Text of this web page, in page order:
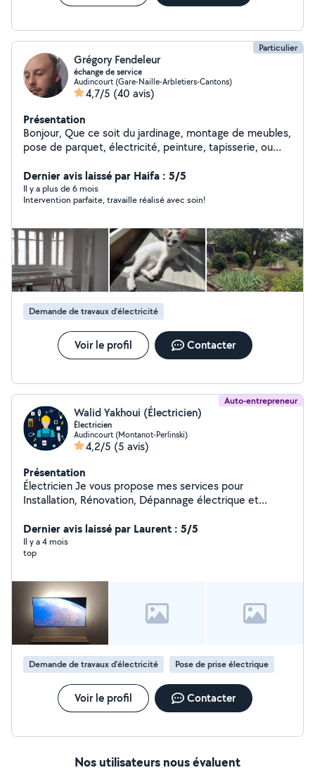
Particulier
Grégory Fendeleur
échange de service
Audincourt (Gare-Naille-Arbletiers-Cantons)
4,7/5 (40 avis)
Présentation
Bonjour, Que ce soit du jardinage, montage de meubles,
pose de parquet, électricité, peinture, tapisserie, ou
en même temps de rénover ma maison niveau placo et
électricité, tout comme peinture et papiers peints !
Dernier avis laissé par Haifa : 5/5
Il y a plus de 6 mois
Intervention parfaite, travaille réalisé avec soin!
Demande de travaux d’électricité
Voir le profil Contacter
Auto-entrepreneur
Walid Yakhoui (Électricien)
Électricien
Audincourt (Montanot-Perlinski)
4,2/5 (5 avis)
Présentation
Électricien Je vous propose mes services pour
Installation, Rénovation, Dépannage électrique et
Dernier avis laissé par Laurent : 5/5
Il y a 4 mois
top
Demande de travaux d’électricité Pose de prise électrique
Voir le profil Contacter
Nos utilisateurs nous évaluent